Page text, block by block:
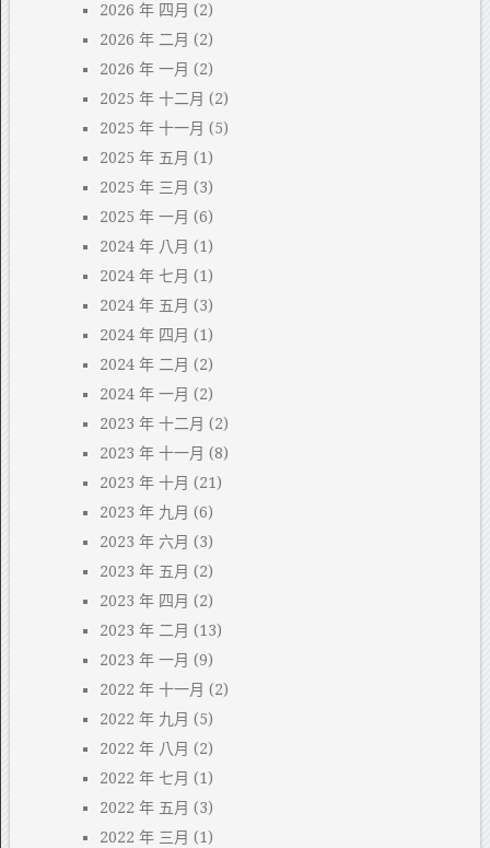
2026 年 四月 (2)
2026 年 二月 (2)
2026 年 一月 (2)
2025 年 十二月 (2)
2025 年 十一月 (5)
2025 年 五月 (1)
2025 年 三月 (3)
2025 年 一月 (6)
2024 年 八月 (1)
2024 年 七月 (1)
2024 年 五月 (3)
2024 年 四月 (1)
2024 年 二月 (2)
2024 年 一月 (2)
2023 年 十二月 (2)
2023 年 十一月 (8)
2023 年 十月 (21)
2023 年 九月 (6)
2023 年 六月 (3)
2023 年 五月 (2)
2023 年 四月 (2)
2023 年 二月 (13)
2023 年 一月 (9)
2022 年 十一月 (2)
2022 年 九月 (5)
2022 年 八月 (2)
2022 年 七月 (1)
2022 年 五月 (3)
2022 年 三月 (1)